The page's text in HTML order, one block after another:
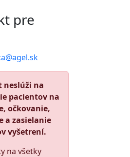
pre
neslúži na
pacientov na
očkovanie,
a zasielanie
vyšetrení.
na všetky